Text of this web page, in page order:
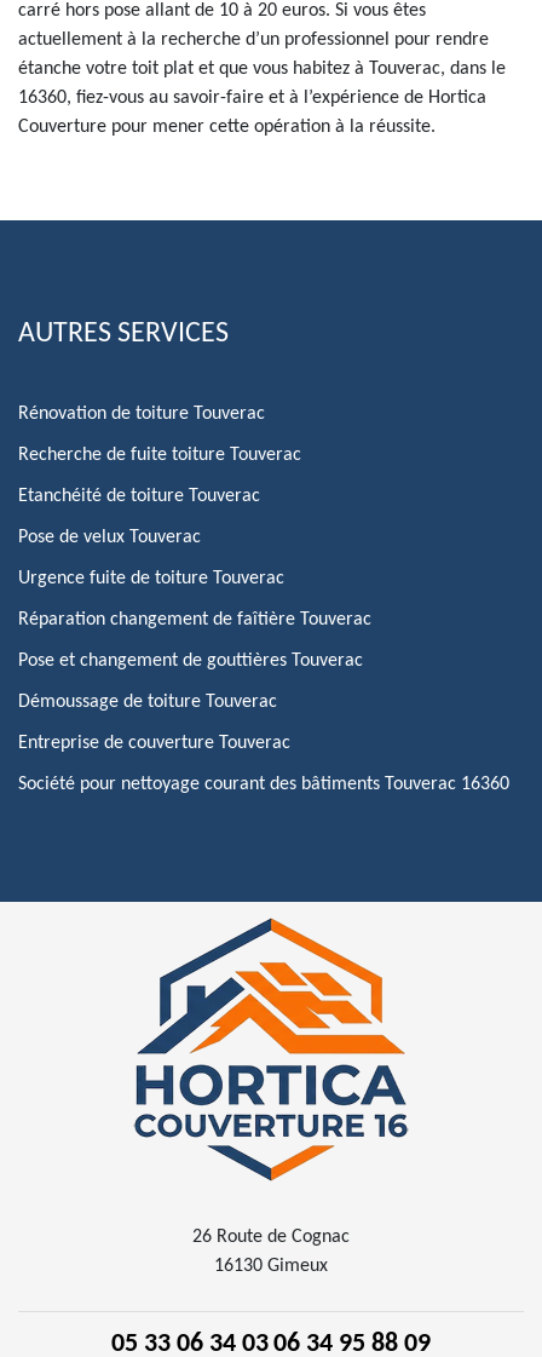
carré hors pose allant de 10 à 20 euros. Si vous êtes
actuellement à la recherche d’un professionnel pour rendre
étanche votre toit plat et que vous habitez à Touverac, dans le
16360, fiez-vous au savoir-faire et à l’expérience de Hortica
Couverture pour mener cette opération à la réussite.
AUTRES SERVICES
Rénovation de toiture Touverac
Recherche de fuite toiture Touverac
Etanchéité de toiture Touverac
Pose de velux Touverac
Urgence fuite de toiture Touverac
Réparation changement de faîtière Touverac
Pose et changement de gouttières Touverac
Démoussage de toiture Touverac
Entreprise de couverture Touverac
Société pour nettoyage courant des bâtiments Touverac 16360
26 Route de Cognac
16130 Gimeux
05 33 06 34 0306 34 95 88 09